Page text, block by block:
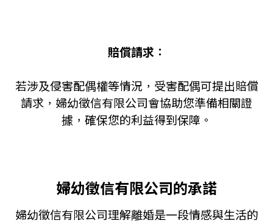
賠償請求：
若涉及侵害配偶權等情況，受害配偶可提出賠償
請求，婦幼徵信有限公司會協助您準備相關證
據，確保您的利益得到保障。
婦幼徵信有限公司的承諾
婦幼徵信有限公司理解離婚是一段情感與生活的